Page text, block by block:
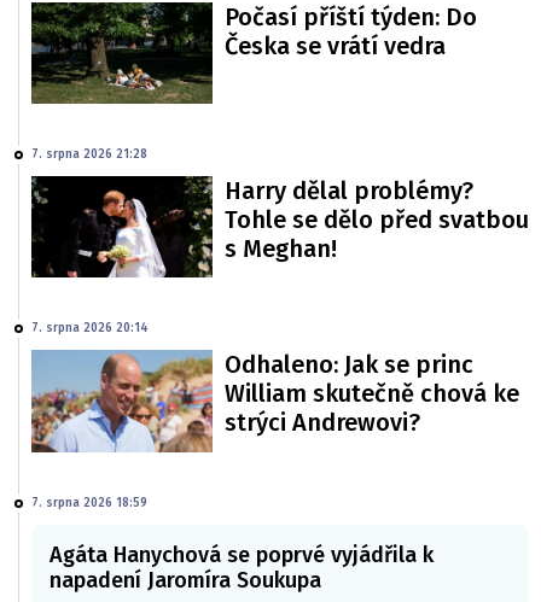
Počasí příští týden: Do
Česka se vrátí vedra
7. srpna 2026 21:28
Harry dělal problémy?
Tohle se dělo před svatbou
s Meghan!
7. srpna 2026 20:14
Odhaleno: Jak se princ
William skutečně chová ke
strýci Andrewovi?
7. srpna 2026 18:59
Agáta Hanychová se poprvé vyjádřila k
napadení Jaromíra Soukupa